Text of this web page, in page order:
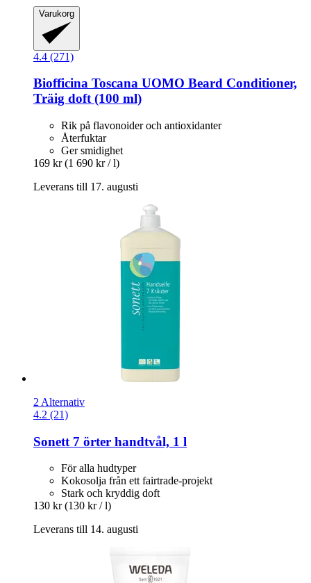
Varukorg
4.4 (271)
Biofficina Toscana UOMO Beard Conditioner,
Träig doft (100 ml)
Rik på flavonoider och antioxidanter
Återfuktar
Ger smidighet
169 kr (1 690 kr / l)
Leverans till 17. augusti
2 Alternativ
4.2 (21)
Sonett 7 örter handtvål, 1 l
För alla hudtyper
Kokosolja från ett fairtrade-projekt
Stark och kryddig doft
130 kr (130 kr / l)
Leverans till 14. augusti